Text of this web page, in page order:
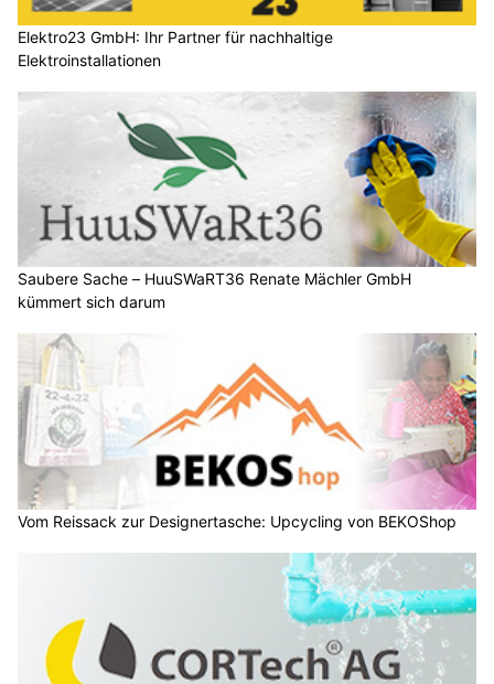
Elektro23 GmbH: Ihr Partner für nachhaltige
Elektroinstallationen
Saubere Sache – HuuSWaRT36 Renate Mächler GmbH
kümmert sich darum
Vom Reissack zur Designertasche: Upcycling von BEKOShop